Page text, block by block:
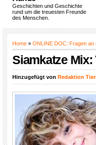
Geschichten und Geschichte
rund um die treuesten Freunde
des Menschen.
Home » ONLINE DOC: Fragen an
Siamkatze
Hinzugefügt von Redaktion